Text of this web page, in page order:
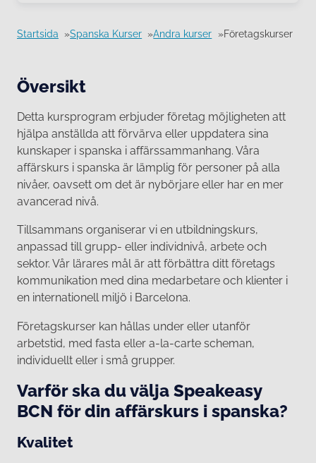
Startsida Spanska Kurser Andra kurser Företagskurser
Översikt
Detta kursprogram erbjuder företag möjligheten att
hjälpa anställda att förvärva eller uppdatera sina
kunskaper i spanska i affärssammanhang. Våra
affärskurs i spanska är lämplig för personer på alla
nivåer, oavsett om det är nybörjare eller har en mer
avancerad nivå.
Tillsammans organiserar vi en utbildningskurs,
anpassad till grupp- eller individnivå, arbete och
sektor. Vår lärares mål är att förbättra ditt företags
kommunikation med dina medarbetare och klienter i
en internationell miljö i Barcelona.
Företagskurser kan hållas under eller utanför
arbetstid, med fasta eller a-la-carte scheman,
individuellt eller i små grupper.
Varför ska du välja Speakeasy
BCN för din affärskurs i spanska?
Kvalitet